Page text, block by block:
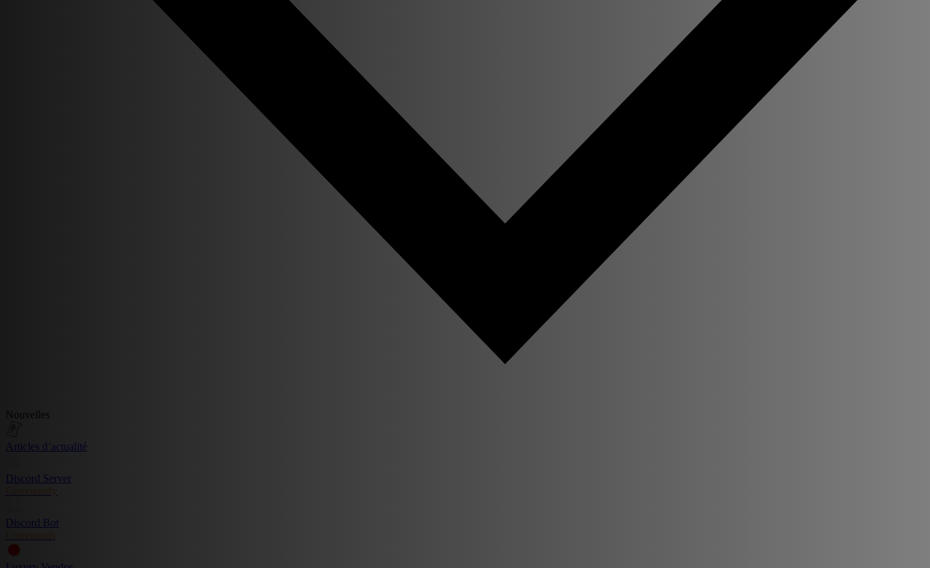
Nouvelles
Articles d’actualité
Discord Server
Community
Discord Bot